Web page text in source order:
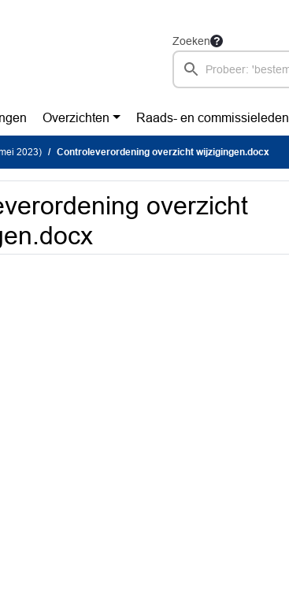
Zoeken
Overzichten Raads- en commissieleden
2023) Controleverordening overzicht wijzigingen.docx
overzicht